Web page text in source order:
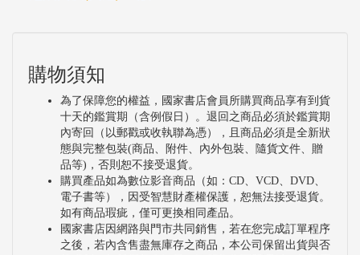
購物須知
為了保障您的權益，國家書店會員所購買商品享有到貨
十天的鑑賞期（含例假日）。退回之商品必須於鑑賞期
內寄回（以郵戳或收執聯為憑），且商品必須是全新狀
態與完整包裝(商品、附件、內外包裝、隨貨文件、贈
品等)，否則恕不接受退貨。
購買產品如為數位影音商品（如：CD、VCD、DVD、
電子書等），因受智慧財產權保護，恕無法接受退貨。
如有商品瑕疵，僅可更換相同產品。
國家書店因網路與門市共同銷售，若在您完成訂單程序
之後，若內含售盡無庫存之商品，本公司保留出貨與否